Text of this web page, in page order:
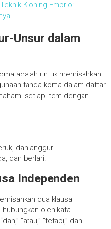
Kloning Embrio:
Unsur dalam
adalah untuk memisahkan
tanda koma dalam daftar
setiap item dengan
dan anggur.
dan berlari.
Independen
dua klausa
hubungkan oleh kata
“atau,” “tetapi,” dan